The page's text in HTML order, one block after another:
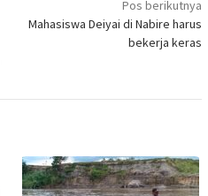
Pos berikutnya
Mahasiswa Deiyai di Nabire harus
bekerja keras